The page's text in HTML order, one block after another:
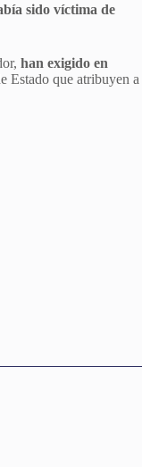
sido víctima de
han exigido en
Estado que atribuyen a